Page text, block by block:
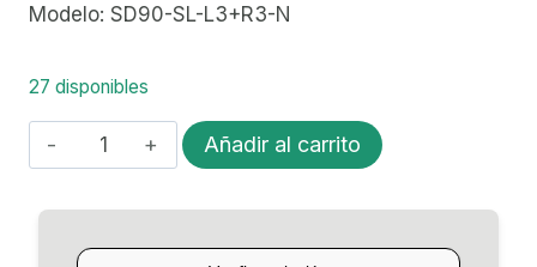
Modelo: SD90-SL-L3+R3-N
27 disponibles
CLAVIJERO
P/GUITARRA
Añadir al carrito